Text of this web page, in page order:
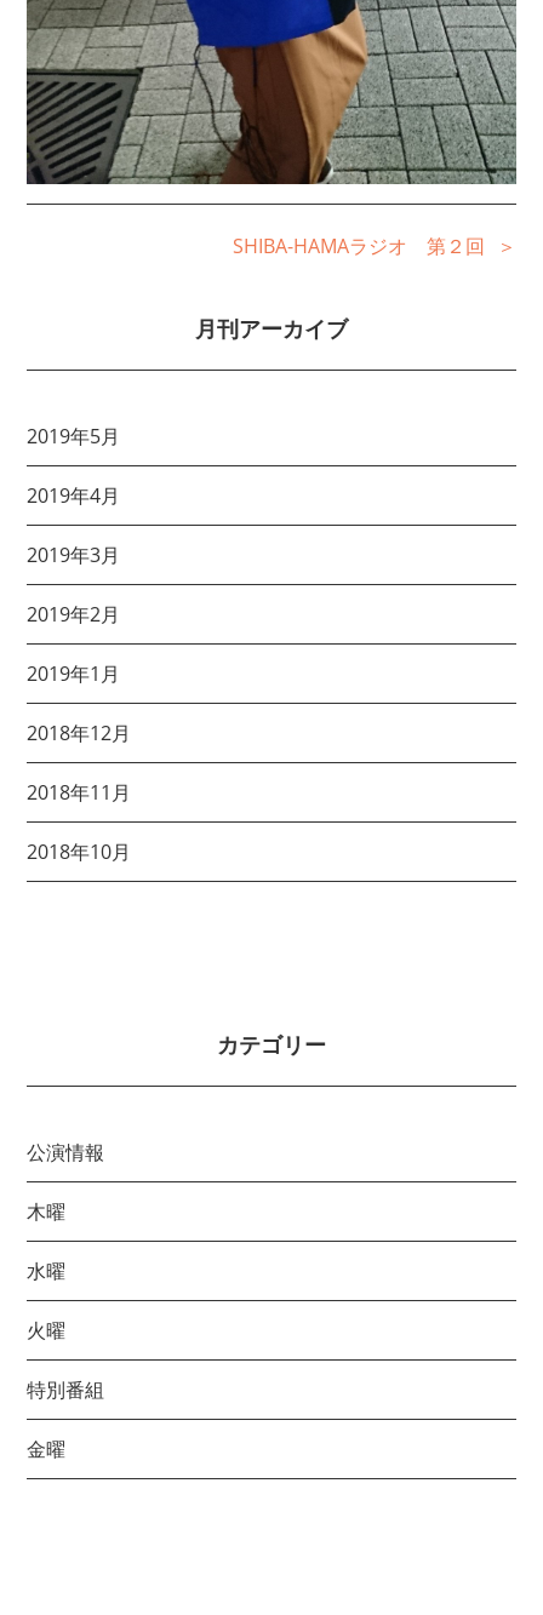
SHIBA-HAMAラジオ 第２回
月刊アーカイブ
2019年5月
2019年4月
2019年3月
2019年2月
2019年1月
2018年12月
2018年11月
2018年10月
カテゴリー
公演情報
木曜
水曜
火曜
特別番組
金曜